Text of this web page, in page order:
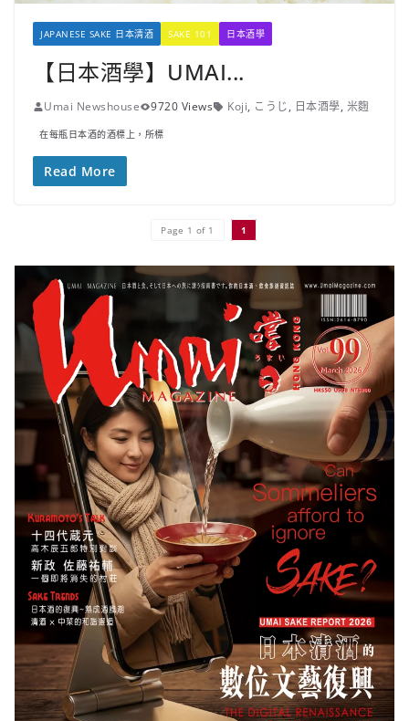
JAPANESE SAKE 日本清酒 SAKE 101 日本酒學
【日本酒學】UMAI...
Umai Newshouse 9720 Views Koji, こうじ, 日本酒學, 米麴
在每瓶日本酒的酒標上，所標
Read More
Page 1 of 1 1